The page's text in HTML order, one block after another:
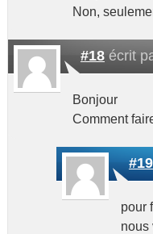
Non,
#18écrit
Bonjour
Comment
#19
pour
nous